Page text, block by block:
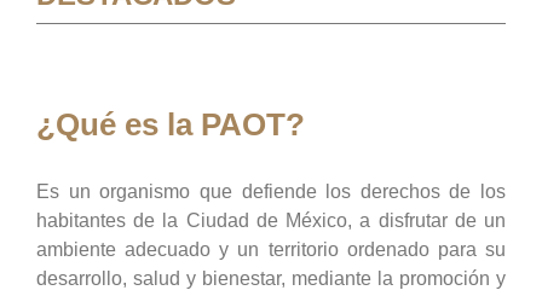
¿Qué es la PAOT?
Es un organismo que defiende los derechos de los
habitantes de la Ciudad de México, a disfrutar de un
ambiente adecuado y un territorio ordenado para su
desarrollo, salud y bienestar, mediante la promoción y